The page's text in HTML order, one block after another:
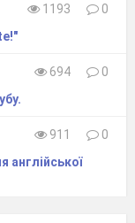
1193
0
694
0
911
0
англійської